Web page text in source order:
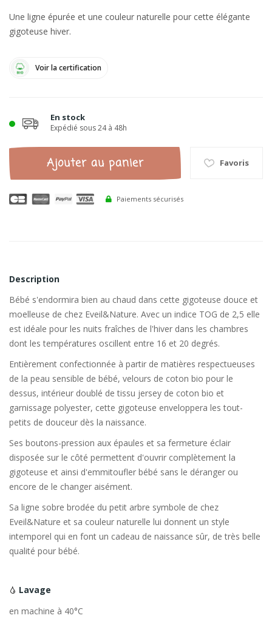
Une ligne épurée et une couleur naturelle pour cette élégante
gigoteuse hiver.
Voir la certification
En stock
Expédié sous 24 à 48h
Ajouter au panier Favoris
Paiements sécurisés
Description
Bébé s'endormira bien au chaud dans cette gigoteuse douce et
moelleuse de chez Eveil&Nature. Avec un indice TOG de 2,5 elle
est idéale pour les nuits fraîches de l'hiver dans les chambres
dont les températures oscillent entre 16 et 20 degrés.
Entièrement confectionnée à partir de matières respectueuses
de la peau sensible de bébé, velours de coton bio pour le
dessus, intérieur doublé de tissu jersey de coton bio et
garnissage polyester, cette gigoteuse enveloppera les tout-
petits de douceur dès la naissance.
Ses boutons-pression aux épaules et sa fermeture éclair
disposée sur le côté permettent d'ouvrir complètement la
gigoteuse et ainsi d'emmitoufler bébé sans le déranger ou
encore de le changer aisément.
Sa ligne sobre brodée du petit arbre symbole de chez
Eveil&Nature et sa couleur naturelle lui donnent un style
intemporel qui en font un cadeau de naissance sûr, de très belle
qualité pour bébé.
Lavage
en machine à 40°C